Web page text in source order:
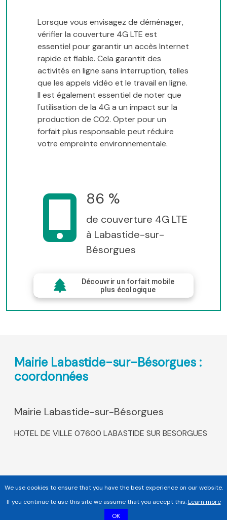
Lorsque vous envisagez de déménager,
vérifier la couverture 4G LTE est
essentiel pour garantir un accès Internet
rapide et fiable. Cela garantit des
activités en ligne sans interruption, telles
que les appels vidéo et le travail en ligne.
Il est également essentiel de noter que
l'utilisation de la 4G a un impact sur la
production de CO2. Opter pour un
forfait plus responsable peut réduire
votre empreinte environnementale.
86 %
de couverture 4G LTE
à Labastide-sur-
Bésorgues
Découvrir un forfait mobile
plus écologique
Mairie Labastide-sur-Bésorgues :
coordonnées
Mairie Labastide-sur-Bésorgues
HOTEL DE VILLE 07600 LABASTIDE SUR BESORGUES
We use cookies to ensure that you have the best experience on our website.
If you continue to use this site we assume that you accept this.Learn more
OK